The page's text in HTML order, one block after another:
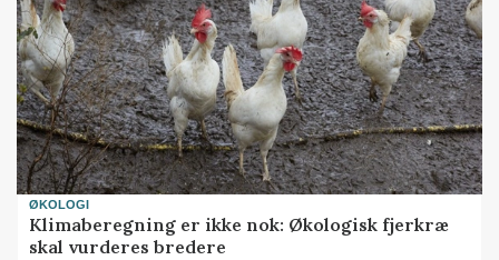
ØKOLOGI
Klimaberegning er ikke nok: Økologisk fjerkræ
skal vurderes bredere